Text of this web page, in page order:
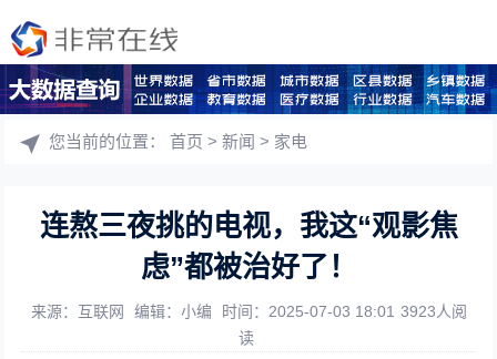
您当前的位置：首页 >新闻 > 家电
连熬三夜挑的电视，我这“观影焦
虑”都被治好了！
来源：互联网 编辑：小编 时间：2025-07-03 18:01 3923人阅
读